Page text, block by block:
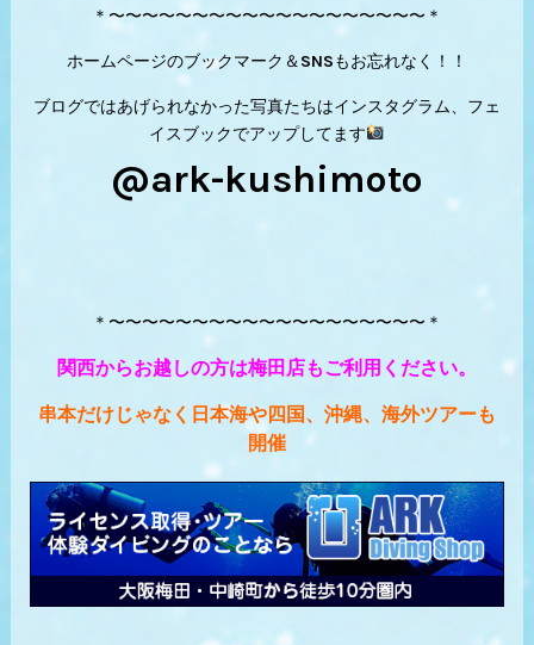
＊〜〜〜〜〜〜〜〜〜〜〜〜〜〜〜〜〜〜〜＊
ホームページのブックマーク＆SNSもお忘れなく！！
ブログではあげられなかった写真たちはインスタグラム、フェ
イスブックでアップしてます
@ark-kushimoto
＊〜〜〜〜〜〜〜〜〜〜〜〜〜〜〜〜〜〜〜＊
関西からお越しの方は梅田店もご利用ください。
串本だけじゃなく日本海や四国、沖縄、海外ツアーも
開催